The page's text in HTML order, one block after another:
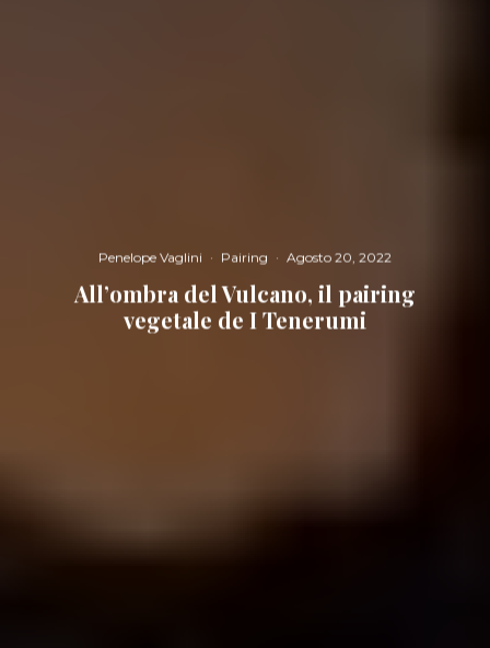
Penelope Vaglini · Pairing · Agosto 20, 2022
All’ombra del Vulcano, il pairing
vegetale de I Tenerumi